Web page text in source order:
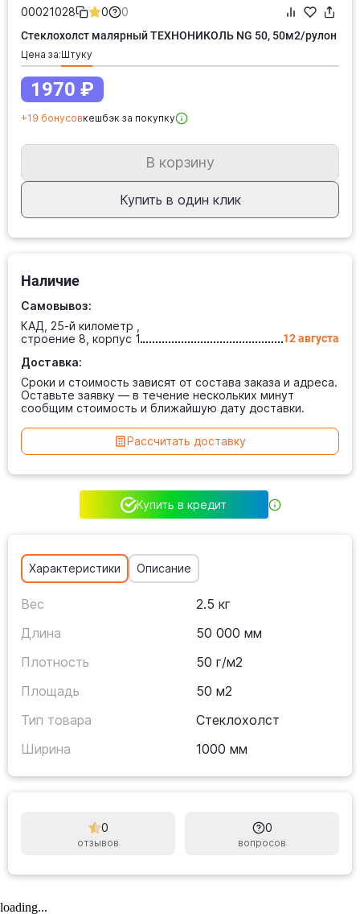
00021028 0 0
Стеклохолст малярный ТЕХНОНИКОЛЬ NG 50, 50м2/рулон
Цена за: штуку
1970 ₽
+19 бонусовкешбэк за покупку
В корзину
Купить в один клик
Наличие
Самовывоз:
КАД, 25-й километр ,
строение 8, корпус 1
12 августа
Доставка:
Сроки и стоимость зависят от состава заказа и адреса.
Оставьте заявку — в течение нескольких минут
сообщим стоимость и ближайшую дату доставки.
Рассчитать доставку
Купить в кредит
Характеристики Описание
Вес
2.5 кг
Длина
50 000 мм
Плотность
50 г/м2
Площадь
50 м2
Тип товара
Стеклохолст
Ширина
1000 мм
0
отзывов
0
вопросов
loading...